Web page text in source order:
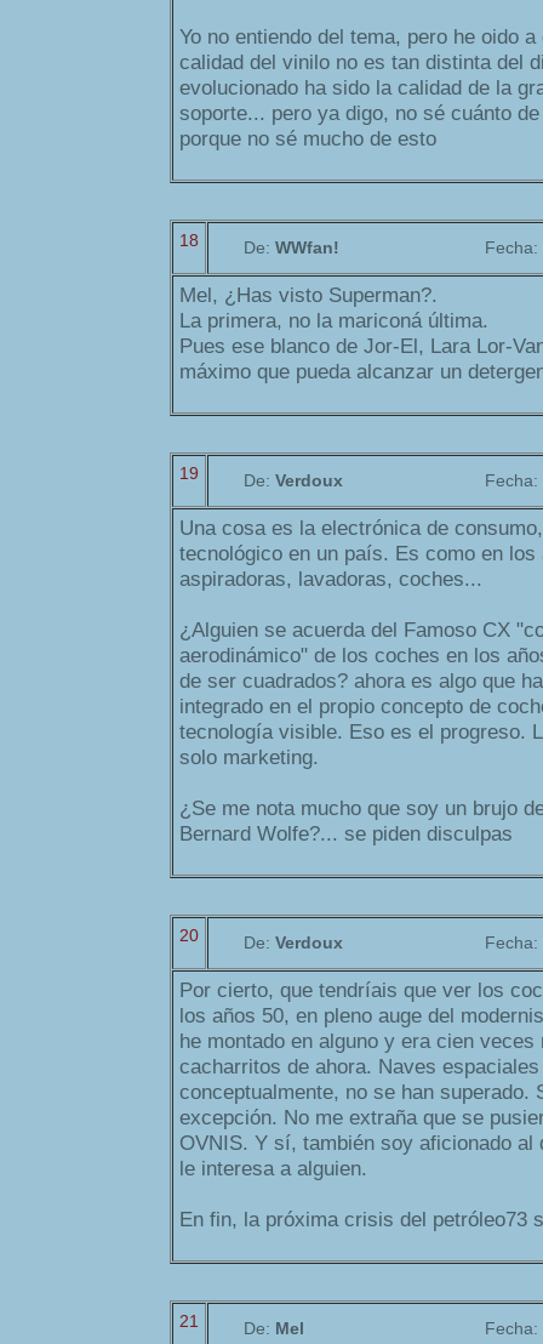
Yo no entiendo del tema, pero he oido
calidad del vinilo no es tan distinta del
evolucionado ha sido la calidad de la
soporte... pero ya digo, no sé cuánto
porque no sé mucho de esto
18 De: WWfan! Fecha:
Mel, ¿Has visto Superman?.
La primera, no la mariconá última.
Pues ese blanco de Jor-El, Lara Lor-
máximo que pueda alcanzar un
19 De: Verdoux Fecha:
Una cosa es la electrónica de
tecnológico en un país. Es como en los
aspiradoras, lavadoras, coches...
¿Alguien se acuerda del Famoso CX
aerodinámico" de los coches en los
de ser cuadrados? ahora es algo que
integrado en el propio concepto de
tecnología visible. Eso es el progreso.
solo marketing.
¿Se me nota mucho que soy un brujo de
Bernard Wolfe?... se piden disculpas
20 De: Verdoux Fecha:
Por cierto, que tendríais que ver los
los años 50, en pleno auge del
he montado en alguno y era cien
cacharritos de ahora. Naves
conceptualmente, no se han superado.
excepción. No me extraña que se
OVNIS. Y sí, también soy aficionado al
le interesa a alguien.
En fin, la próxima crisis del petróleo73
21 De: Mel Fecha: